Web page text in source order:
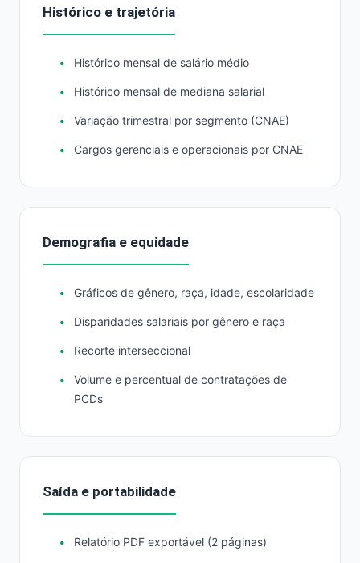
Histórico e trajetória
Histórico mensal de salário médio
Histórico mensal de mediana salarial
Variação trimestral por segmento (CNAE)
Cargos gerenciais e operacionais por CNAE
Demografia e equidade
Gráficos de gênero, raça, idade, escolaridade
Disparidades salariais por gênero e raça
Recorte interseccional
Volume e percentual de contratações de
PCDs
Saída e portabilidade
Relatório PDF exportável (2 páginas)